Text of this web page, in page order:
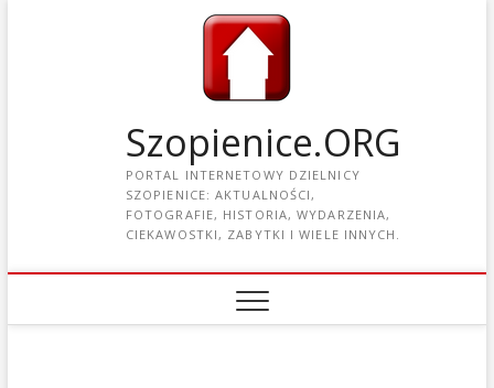
Szopienice.ORG
PORTAL INTERNETOWY DZIELNICY
SZOPIENICE: AKTUALNOŚCI,
FOTOGRAFIE, HISTORIA, WYDARZENIA,
CIEKAWOSTKI, ZABYTKI I WIELE INNYCH.